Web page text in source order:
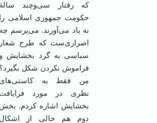
که رفتار سی‌و‌چند سالة
حکومت جمهوری اسلامی را
به یاد می‌آورند. می‌پرسم چه
اصراری‌ست که طرح شعار
سیاسی به گرد بخشایش و
فراموش نکردن شکل بگیرد؟
من فقط به کاستی‌های
نظری در مورد فرایافت
بخشایش اشاره کردم. بخش
دوم هم خالی از اشکال